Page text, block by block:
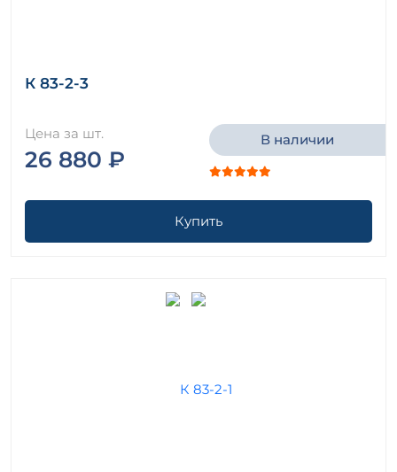
К 83-2-3
Цена за шт.
26 880 ₽
В наличии
Купить